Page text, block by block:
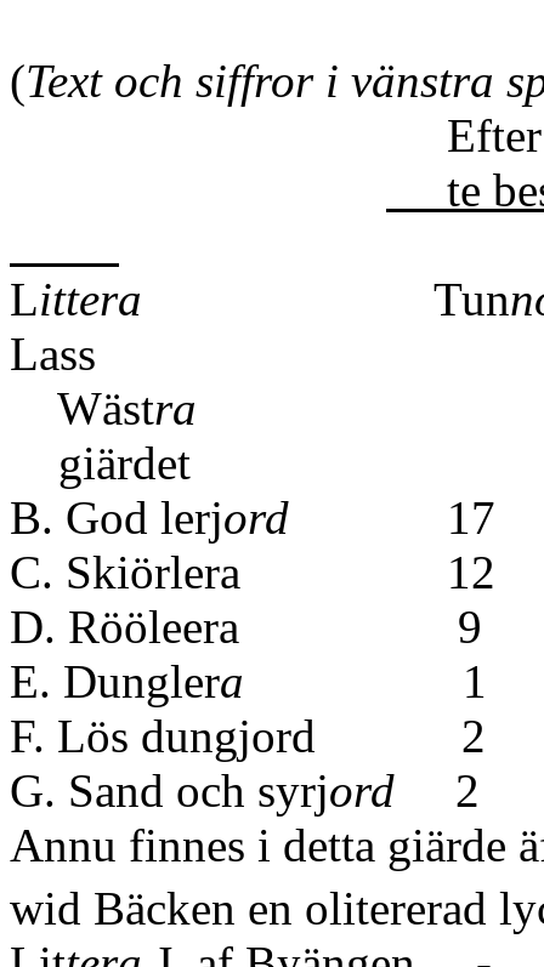
(Text och siffror i vänstra
Efter
te
Littera Tun
Lass
Wästra
giärdet
B. God lerjord 17
C.
D.
E. Dunglera 1
F. Lös
G. Sand och syrjord
Annu finnes i detta giärde
wid Bäcken en olitererad